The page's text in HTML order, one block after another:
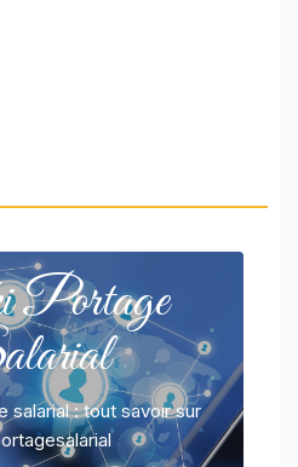
salarial : tout savoir sur